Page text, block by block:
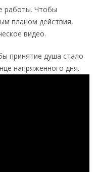
работы. Чтобы
планом действия,
видео.
принятие душа стало
напряженного дня.